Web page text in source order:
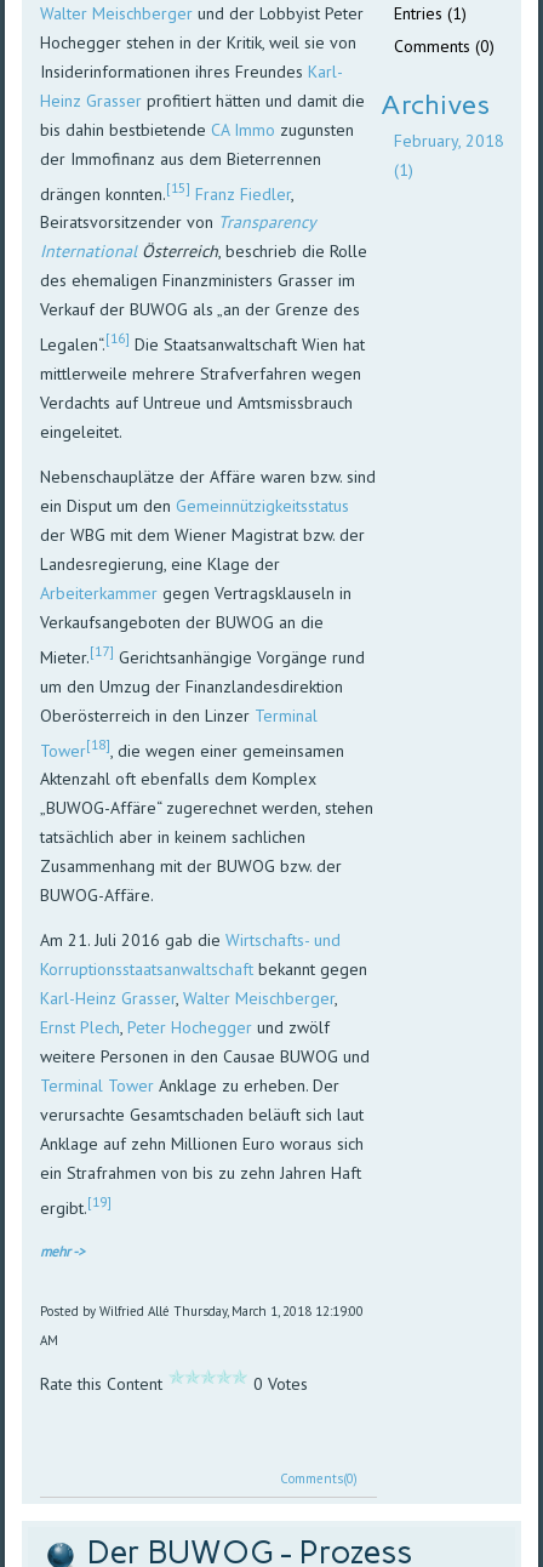
Walter Meischberger und der Lobbyist Peter
Hochegger stehen in der Kritik, weil sie von
Insiderinformationen ihres FreundesKarl-
Heinz Grasser profitiert hätten und damit die
bis dahin bestbietende CA Immo zugunsten
der Immofinanz aus dem Bieterrennen
drängen konnten.[15] Franz Fiedler,
Beiratsvorsitzender von Transparency
InternationalÖsterreich, beschrieb die Rolle
des ehemaligen Finanzministers Grasser im
Verkauf der BUWOG als „an der Grenze des
Legalen“.[16] Die Staatsanwaltschaft Wien hat
mittlerweile mehrere Strafverfahren wegen
Verdachts auf Untreue und Amtsmissbrauch
eingeleitet.
Nebenschauplätze der Affäre waren bzw. sind
ein Disput um den Gemeinnützigkeitsstatus
der WBG mit dem Wiener Magistrat bzw. der
Landesregierung, eine Klage der
Arbeiterkammer gegen Vertragsklauseln in
Verkaufsangeboten der BUWOG an die
Mieter.[17] Gerichtsanhängige Vorgänge rund
um den Umzug der Finanzlandesdirektion
Oberösterreich in den Linzer Terminal
Tower[18] , die wegen einer gemeinsamen
Aktenzahl oft ebenfalls dem Komplex
„BUWOG-Affäre“ zugerechnet werden, stehen
tatsächlich aber in keinem sachlichen
Zusammenhang mit der BUWOG bzw. der
BUWOG-Affäre.
Am 21. Juli 2016 gab dieWirtschafts- und
Korruptionsstaatsanwaltschaft bekannt gegen
Karl-Heinz Grasser,Walter Meischberger,
Ernst Plech,Peter Hochegger und zwölf
weitere Personen in den Causae BUWOG und
Terminal Tower Anklage zu erheben. Der
verursachte Gesamtschaden beläuft sich laut
Anklage auf zehn Millionen Euro woraus sich
ein Strafrahmen von bis zu zehn Jahren Haft
ergibt.[19]
mehr ->
Posted by Wilfried Allé Thursday, March 1, 2018 12:19:00
AM
Rate this Content 0 Votes
Comments(0)
Entries (1)
Comments (0)
Archives
February, 2018
(1)
Der BUWOG - Prozess